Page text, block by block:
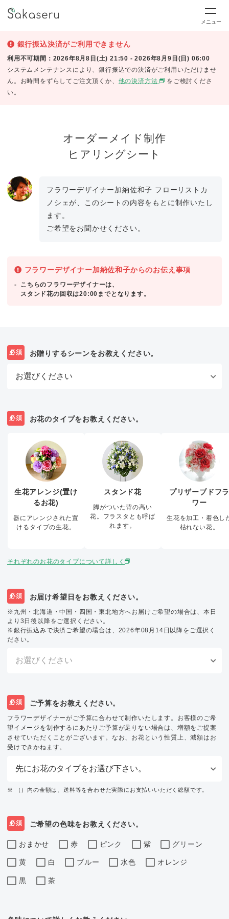
メニュー
銀行振込決済がご利用できません
利用不可期間：2026年8月8日(土) 21:50 - 2026年8月9日(日) 06:00
システムメンテナンスにより、銀行振込での決済がご利用いただけませ
ん。お時間をずらしてご注文頂くか、 他の決済方法
をご検討くださ
い。
オーダーメイド制作
ヒアリングシート
フラワーデザイナー加納佐和子 フローリストカ
ノシェが、このシートの内容をもとに制作いたし
ます。
ご希望をお聞かせください。
フラワーデザイナー加納佐和子からのお伝え事項
こちらのフラワーデザイナーは、
スタンド花の回収は20:00までとなります。
必須 お贈りするシーンをお教えください。
必須 お花のタイプをお教えください。
生花アレンジ(置け
るお花)
器にアレンジされた置
けるタイプの生花。
スタンド花
脚がついた背の高い
花。フラスタとも呼ば
れます。
プリザーブドフ
ワー
生花を加工・着色し
枯れない花。
それぞれのお花のタイプについて詳しく
必須 お届け希望日をお教えください。
※九州・北海道・中国・四国・東北地方へお届けご希望の場合は、本日
より3日後以降をご選択ください。
※銀行振込みで決済ご希望の場合は、2026年08月14日以降をご選択く
ださい。
必須 ご予算をお教えください。
フラワーデザイナーがご予算に合わせて制作いたします。お客様のご希
望イメージを制作するにあたりご予算が足りない場合は、増額をご提案
させていただくことがございます。なお、お花という性質上、減額はお
受けできかねます。
※ （）内の金額は、送料等を合わせた実際にお支払いいただく総額です。
必須 ご希望の色味をお教えください。
おまかせ 赤 ピンク 紫 グリーン
黄 白 ブルー 水色 オレンジ
黒 茶